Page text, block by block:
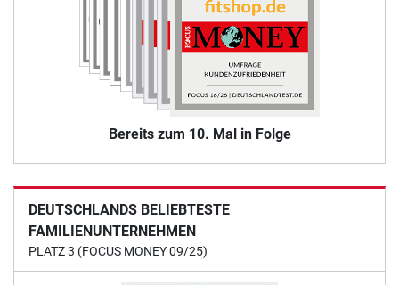
Bereits zum 10. Mal in Folge
DEUTSCHLANDS BELIEBTESTE
FAMILIENUNTERNEHMEN
PLATZ 3 (FOCUS MONEY 09/25)